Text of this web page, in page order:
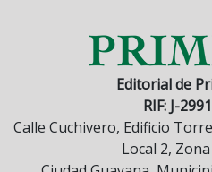
Editorial de
RIF: J-
Calle Cuchivero, Edificio
Local 2,